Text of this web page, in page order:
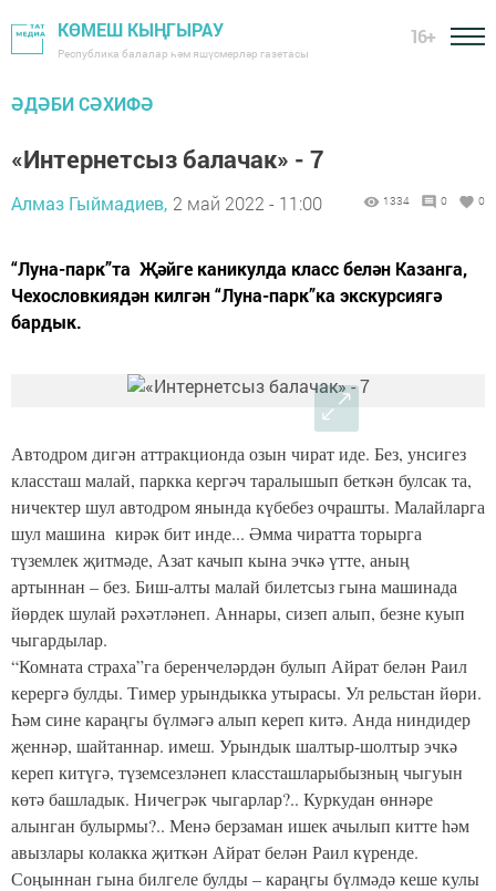
КӨМЕШ КЫҢГЫРАУ
Республика балалар һәм яшүсмерләр газетасы
16+
ӘДӘБИ СӘХИФӘ
«Интернетсыз балачак» - 7
Алмаз Гыймадиев, 2 май 2022 - 11:00 1334 0 0
“Луна-парк”та Җәйге каникулда класс белән Казанга,
Чехословкиядән килгән “Луна-парк”ка экскурсиягә
бардык.
Автодром дигән аттракционда озын чират иде. Без, унсигез
классташ малай, паркка кергәч таралышып беткән булсак та,
ничектер шул автодром янында күбебез очрашты. Малайларга
шул машина кирәк бит инде... Әмма чиратта торырга
түземлек җитмәде, Азат качып кына эчкә үтте, аның
артыннан – без. Биш-алты малай билетсыз гына машинада
йөрдек шулай рәхәтләнеп. Аннары, сизеп алып, безне куып
чыгардылар.
“Комната страха”га беренчеләрдән булып Айрат белән Раил
керергә булды. Тимер урындыкка утырасы. Ул рельстан йөри.
Һәм сине караңгы бүлмәгә алып кереп китә. Анда ниндидер
җеннәр, шайтаннар. имеш. Урындык шалтыр-шолтыр эчкә
кереп китүгә, түземсезләнеп классташларыбызның чыгуын
көтә башладык. Ничегрәк чыгарлар?.. Куркудан өннәре
алынган булырмы?.. Менә берзаман ишек ачылып китте һәм
авызлары колакка җиткән Айрат белән Раил күренде.
Соңыннан гына билгеле булды – караңгы бүлмәдә кеше кулы